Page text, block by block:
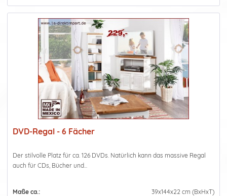
DVD-Regal - 6 Fächer
Der stilvolle Platz für ca. 126 DVDs. Natürlich kann das massive Regal
auch für CDs, Bücher und...
Maße ca.: 39x144x22 cm (BxHxT)